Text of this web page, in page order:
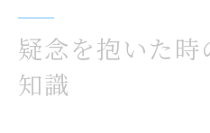
千葉市美浜区の浮
安心できる浮気調
疑念を抱いた時
知識